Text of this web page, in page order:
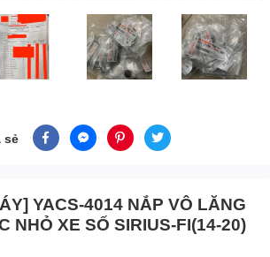
sẻ
YACS-4014 NẮP VÔ LĂNG
NHỎ XE SỐ SIRIUS-FI(14-20)